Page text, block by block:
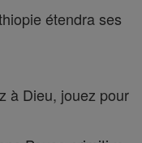
étendra ses
à Dieu, jouez pour